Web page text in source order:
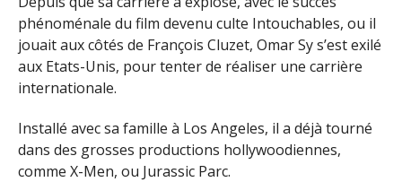
phénoménale du film devenu culte Intouchables, ou il
jouait aux côtés de François Cluzet, Omar Sy s’est exilé
aux Etats-Unis, pour tenter de réaliser une carrière
internationale.
Installé avec sa famille à Los Angeles, il a déjà tourné
dans des grosses productions hollywoodiennes,
comme X-Men, ou Jurassic Parc.